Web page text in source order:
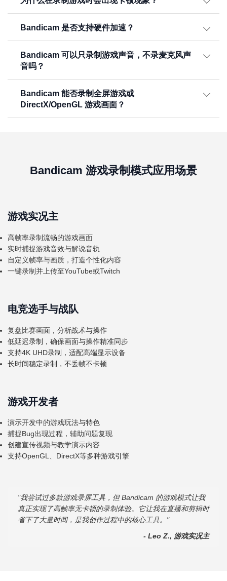
Bandicam 是否支持硬件加速？
Bandicam 可以只录制游戏声音，不录麦克风声
音吗？
Bandicam 能否录制全屏游戏或
DirectX/OpenGL 游戏画面？
Bandicam 游戏录制模式应用场景
游戏实况主
高帧率录制流畅的游戏画面
实时捕捉游戏音效与解说音轨
自定义帧率与画质，打造个性化内容
一键录制并上传至YouTube或Twitch
电竞选手与战队
复盘比赛画面，分析战术与操作
低延迟录制，确保画面与操作精准同步
支持4K UHD录制，适配高端显示设备
长时间稳定录制，不丢帧不卡顿
游戏开发者
演示开发中的游戏玩法与特色
捕捉Bug出现过程，辅助问题复现
创建宣传视频与教学演示内容
支持OpenGL、DirectX等多种游戏引擎
"我尝试过多款游戏录屏工具，但 Bandicam 的游戏模式让我
真正实现了高帧率无卡顿的录制体验。它让我在直播和剪辑时
省下了大量时间，是我创作过程中的核心工具。"
- Leo Z., 游戏实况主